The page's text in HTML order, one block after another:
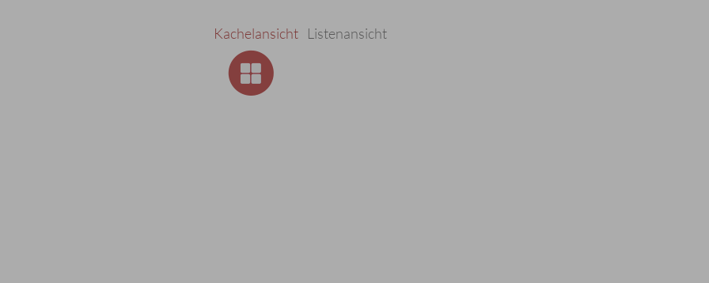
Listenansicht
Kachelansicht